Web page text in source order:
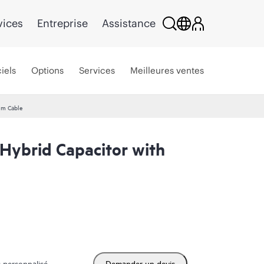
Entreprise Assistance
Options Services Meilleures ventes
Cable
Capacitor with